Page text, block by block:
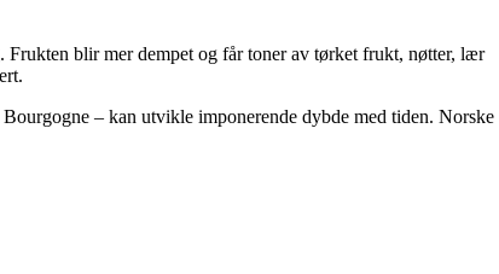
Frukten blir mer dempet og får toner av tørket frukt, nøtter, lær
– kan utvikle imponerende dybde med tiden. Norske